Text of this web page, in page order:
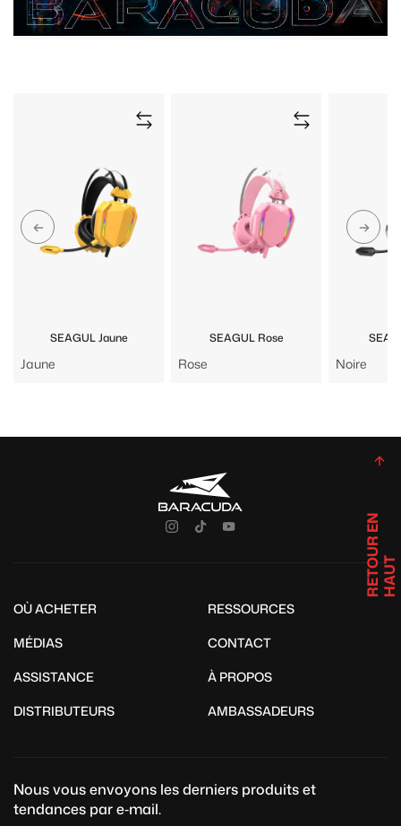
SEAGUL Jaune
Jaune
SEAGUL Rose
Rose Noire
OÙ ACHETER
RESSOURCES
MÉDIAS
CONTACT
ASSISTANCE
À PROPOS
DISTRIBUTEURS
AMBASSADEURS
Nous vous envoyons les derniers produits et
tendances par e‑mail.
R
E
TO
U
R
E
N
H
A
UT